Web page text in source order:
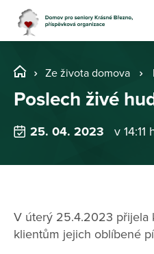
Ze života domova
Poslech živé
25. 04. 2023 v 14:11
V úterý 25.4.2023 přijela
klientům jejich oblíbené